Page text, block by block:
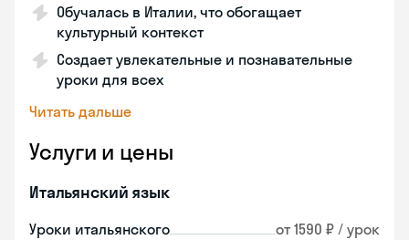
Обучалась в Италии, что обогащает
культурный контекст
Создает увлекательные и познавательные
уроки для всех
Читать дальше
Услуги и цены
Итальянский язык
Уроки итальянского от 1590 ₽ / урок